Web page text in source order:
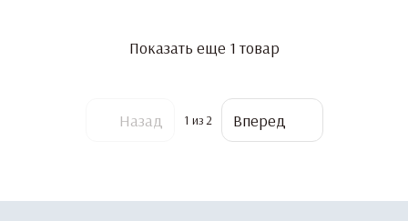
Показать еще 1 товар
Назад 1 из 2 Вперед